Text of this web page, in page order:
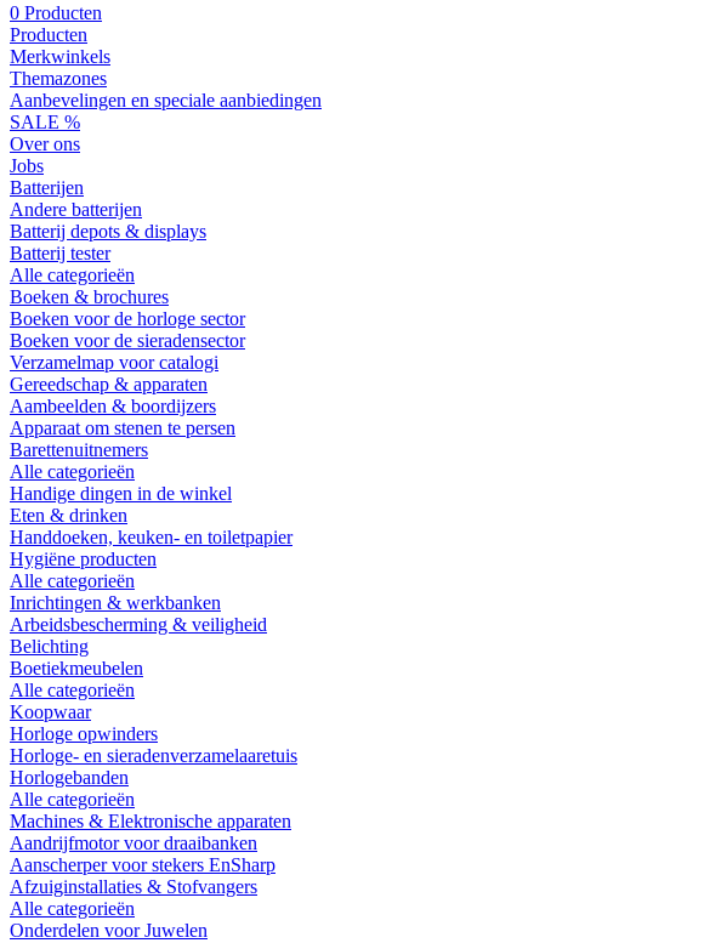
0 Producten
Producten
Merkwinkels
Themazones
Aanbevelingen en speciale aanbiedingen
SALE %
Over ons
Jobs
Batterijen
Andere batterijen
Batterij depots & displays
Batterij tester
Alle categorieën
Boeken & brochures
Boeken voor de horloge sector
Boeken voor de sieradensector
Verzamelmap voor catalogi
Gereedschap & apparaten
Aambeelden & boordijzers
Apparaat om stenen te persen
Barettenuitnemers
Alle categorieën
Handige dingen in de winkel
Eten & drinken
Handdoeken, keuken- en toiletpapier
Hygiëne producten
Alle categorieën
Inrichtingen & werkbanken
Arbeidsbescherming & veiligheid
Belichting
Boetiekmeubelen
Alle categorieën
Koopwaar
Horloge opwinders
Horloge- en sieradenverzamelaaretuis
Horlogebanden
Alle categorieën
Machines & Elektronische apparaten
Aandrijfmotor voor draaibanken
Aanscherper voor stekers EnSharp
Afzuiginstallaties & Stofvangers
Alle categorieën
Onderdelen voor Juwelen